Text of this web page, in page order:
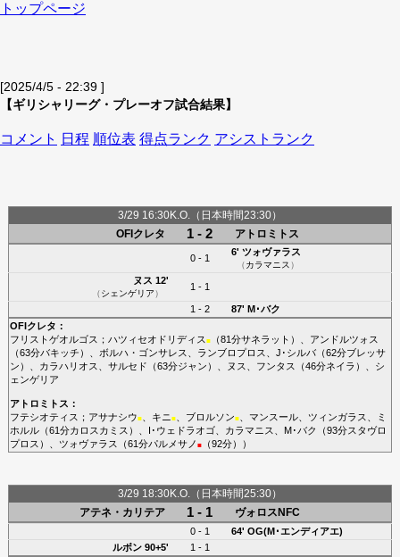
トップページ
[2025/4/5 - 22:39 ]
【ギリシャリーグ・プレーオフ試合結果】
コメント 日程 順位表 得点ランク アシストランク
3/29 16:30K.O.（日本時間23:30）
OFIクレタ
1 - 2 アトロミトス
0 - 1
6' ツォヴァラス
（カラマニス ）
ヌス 12'
（シェンゲリア）
1 - 1
1 - 2 87' M･バク
OFIクレタ ：
フリストゲオルゴス ； ハツィセオドリディス ■（81分サネラット ）、 アンドルツォス
（63分バキッチ ）、 ボルハ・ゴンサレス ランブロプロス J･シルバ（62分ブレッサ
ン ）、 カラハリオス サルセド （63分ジャン ）、 ヌス フンタス （46分ネイラ ）、 シ
ェンゲリア
アトロミトス ：
フテシオティス ； アサナシウ■、 キニ ■、 ブロルソン■、 マンスール、 ツィンガラス
ミ
ホルル（61分カロスカミス ）、 I･ウェドラオゴ、 カラマニス M･バク （93分スタヴロ
プロス ）、 ツォヴァラス （61分パルメサノ ■（92分））
3/29 18:30K.O.（日本時間25:30）
アテネ・カリテア
1 - 1 ヴォロスNFC
0 - 1 64' OG(M･エンディアエ)
ルボン90+5'
1 - 1